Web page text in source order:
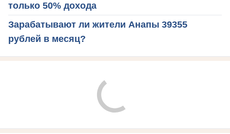
только 50% дохода
Зарабатывают ли жители Анапы 39355
рублей в месяц?